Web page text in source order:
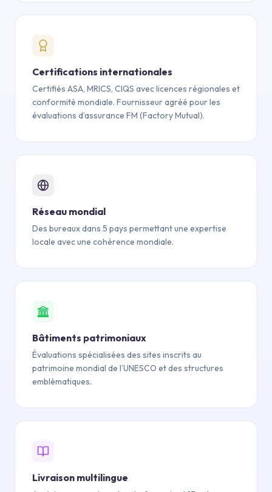
Certifications internationales
Certifiés ASA, MRICS, CIQS avec licences régionales et
conformité mondiale. Fournisseur agréé pour les
évaluations d’assurance FM (Factory Mutual).
Réseau mondial
Des bureaux dans 5 pays permettant une expertise
locale avec une cohérence mondiale.
Bâtiments patrimoniaux
Évaluations spécialisées des sites inscrits au
patrimoine mondial de l’UNESCO et des structures
emblématiques.
Livraison multilingue